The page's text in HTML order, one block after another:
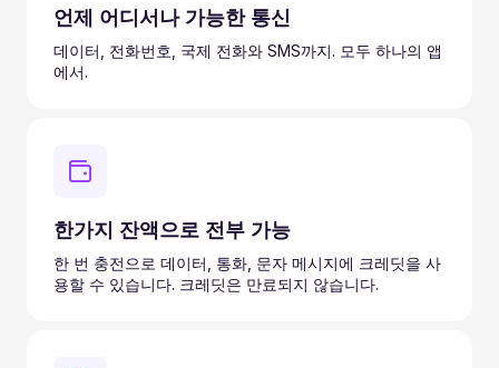
언제 어디서나 가능한 통신
데이터, 전화번호, 국제 전화와 SMS까지. 모두 하나의 앱
에서.
한가지 잔액으로 전부 가능
한 번 충전으로 데이터, 통화, 문자 메시지에 크레딧을 사
용할 수 있습니다. 크레딧은 만료되지 않습니다.